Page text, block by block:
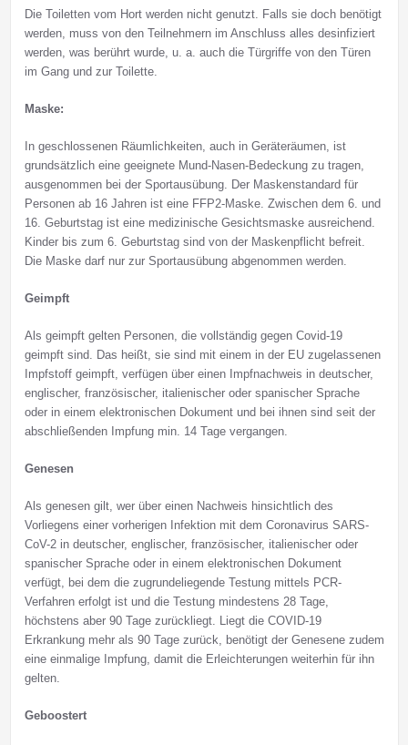
Die Toiletten vom Hort werden nicht genutzt. Falls sie doch benötigt
werden, muss von den Teilnehmern im Anschluss alles desinfiziert
werden, was berührt wurde, u. a. auch die Türgriffe von den Türen
im Gang und zur Toilette.
Maske:
In geschlossenen Räumlichkeiten, auch in Geräteräumen, ist
grundsätzlich eine geeignete Mund-Nasen-Bedeckung zu tragen,
ausgenommen bei der Sportausübung. Der Maskenstandard für
Personen ab 16 Jahren ist eine FFP2-Maske. Zwischen dem 6. und
16. Geburtstag ist eine medizinische Gesichtsmaske ausreichend.
Kinder bis zum 6. Geburtstag sind von der Maskenpflicht befreit.
Die Maske darf nur zur Sportausübung abgenommen werden.
Geimpft
Als geimpft gelten Personen, die vollständig gegen Covid-19
geimpft sind. Das heißt, sie sind mit einem in der EU zugelassenen
Impfstoff geimpft, verfügen über einen Impfnachweis in deutscher,
englischer, französischer, italienischer oder spanischer Sprache
oder in einem elektronischen Dokument und bei ihnen sind seit der
abschließenden Impfung min. 14 Tage vergangen.
Genesen
Als genesen gilt, wer über einen Nachweis hinsichtlich des
Vorliegens einer vorherigen Infektion mit dem Coronavirus SARS-
CoV-2 in deutscher, englischer, französischer, italienischer oder
spanischer Sprache oder in einem elektronischen Dokument
verfügt, bei dem die zugrundeliegende Testung mittels PCR-
Verfahren erfolgt ist und die Testung mindestens 28 Tage,
höchstens aber 90 Tage zurückliegt. Liegt die COVID-19
Erkrankung mehr als 90 Tage zurück, benötigt der Genesene zudem
eine einmalige Impfung, damit die Erleichterungen weiterhin für ihn
gelten.
Geboostert